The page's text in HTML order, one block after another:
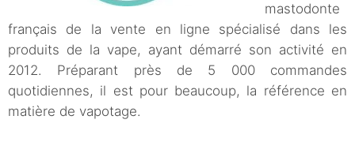
mastodonte
français de la vente en ligne spécialisé dans les
produits de la vape, ayant démarré son activité en
2012. Préparant près de 5 000 commandes
quotidiennes, il est pour beaucoup, la référence en
matière de vapotage.